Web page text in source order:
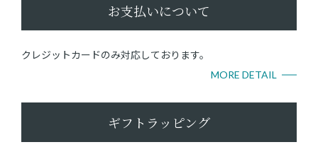
お支払いについて
クレジットカードのみ対応しております。
MORE DETAIL
ギフトラッピング